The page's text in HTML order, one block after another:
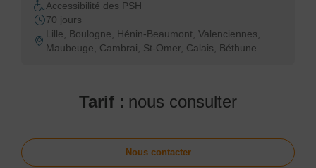
Accessibilité des PSH
70 jours
Lille, Boulogne, Hénin-Beaumont, Valenciennes,
Maubeuge, Cambrai, St-Omer, Calais, Béthune
Tarif : nous consulter
Nous contacter